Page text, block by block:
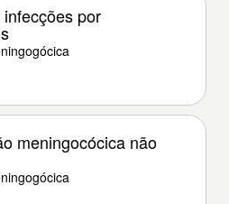
por
meningocócica não